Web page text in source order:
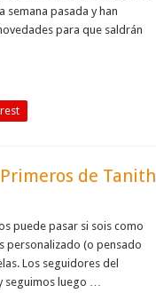
semana pasada y han
para que saldrán
de Tanith
puede pasar si sois como
personalizado (o pensado
Los seguidores del
seguimos luego …